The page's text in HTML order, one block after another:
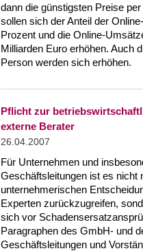
dann die günstigsten Preise
sollen sich der Anteil der
Prozent und die Online-
Milliarden Euro erhöhen. Auch
Person werden sich erhöhen.
Pflicht zur
externe Berater
26.04.2007
Für Unternehmen und
Geschäftsleitungen ist es nicht
unternehmerischen
Experten zurückzugreifen,
sich vor
Paragraphen des GmbH- und
Geschäftsleitungen und